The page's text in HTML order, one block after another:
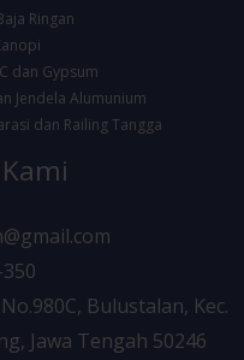
Ringan
dan Gypsum
Jendela Alumunium
dan Railing Tangga
Bulustalan, Kec.
Jawa Tengah 50246